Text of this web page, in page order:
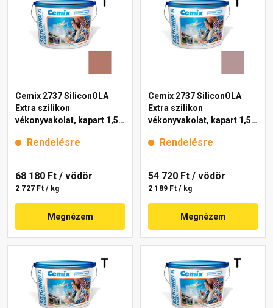
Cemix 2737 SiliconOLA
Extra szilikon
vékonyvakolat, kapart 1,5
Rendelésre
68 180 Ft / vödör
2 727 Ft / kg
Megnézem
Cemix 2737 SiliconOLA
Extra szilikon
vékonyvakolat, kapart 1,5
Rendelésre
54 720 Ft / vödör
2 189 Ft / kg
Megnézem